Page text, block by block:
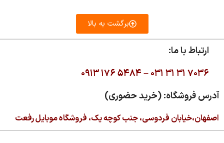
برگشت به بالا
ارتباط با ما:
۰۹۱۳ ۱۷۶ ۵۴۸۴ –۰۳۱ ۳۱ ۳۱ ۷۰۳۶
آدرس فروشگاه: (خرید حضوری)
اصفهان،خیابان فردوسی، جنب کوچه یک، فروشگاه موبایل رفعت